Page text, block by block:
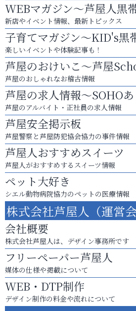
WEBマガジン～芦屋人黒
新店やイベント情報、最新トピックス
子育てマガジン～KID's黒
楽しいイベントや体験記事も！
芦屋のおけいこ～芦屋
芦屋のおしゃれなお稽古情報
芦屋の求人情報～SOHO
芦屋のアルバイト・正社員の求人情報
芦屋安全掲示板
芦屋警察と芦屋防犯協会協力の事件情報
芦屋人おすすめスイーツ
芦屋人がおすすめするスイーツ情報
ペット大好き
シエル動物病院協力のペットの医療情報
株式会社芦屋人（運営会
会社概要
株式会社芦屋人は、デザイン事務所です
フリーペーパー芦屋人
媒体の仕様や掲載について
WEB・DTP制作
デザイン制作の料金や流れについて